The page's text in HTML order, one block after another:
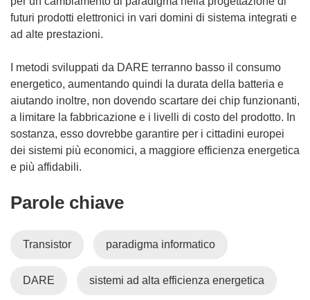
futuri prodotti elettronici in vari domini di sistema integrati e
ad alte prestazioni.
I metodi sviluppati da DARE terranno basso il consumo
energetico, aumentando quindi la durata della batteria e
aiutando inoltre, non dovendo scartare dei chip funzionanti,
a limitare la fabbricazione e i livelli di costo del prodotto. In
sostanza, esso dovrebbe garantire per i cittadini europei
dei sistemi più economici, a maggiore efficienza energetica
e più affidabili.
Parole chiave
Transistor paradigma informatico
DARE sistemi ad alta efficienza energetica